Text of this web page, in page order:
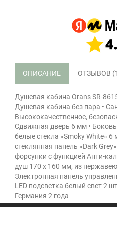
ОПИСАНИЕ ОТЗЫВОВ
Душевая кабина Orans SR-
Душевая кабина без пара •
Высококачественное,
Сдвижная дверь 6 мм •
белые стекла «Smoky White»
стеклянная панель «Dark
форсунки с функцией Анти-
душ 170 х 160 мм, из
Электронная панель
LED подсветка белый свет 2
Германия 2 года